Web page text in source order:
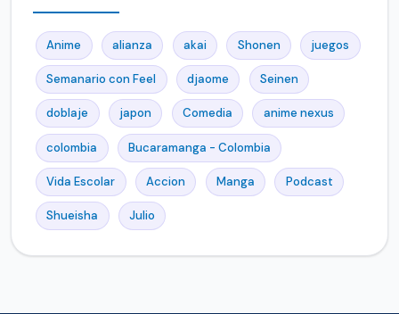
Anime alianza akai Shonen juegos
Semanario con Feel djaome Seinen
doblaje japon Comedia anime nexus
colombia Bucaramanga - Colombia
Vida Escolar Accion Manga Podcast
Shueisha Julio